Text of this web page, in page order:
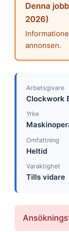
Denna
2026)
annonsen.
Arbetsgivare
Clockwork
Yrke
Omfattning
Heltid
Varaktighet
Tills vidare